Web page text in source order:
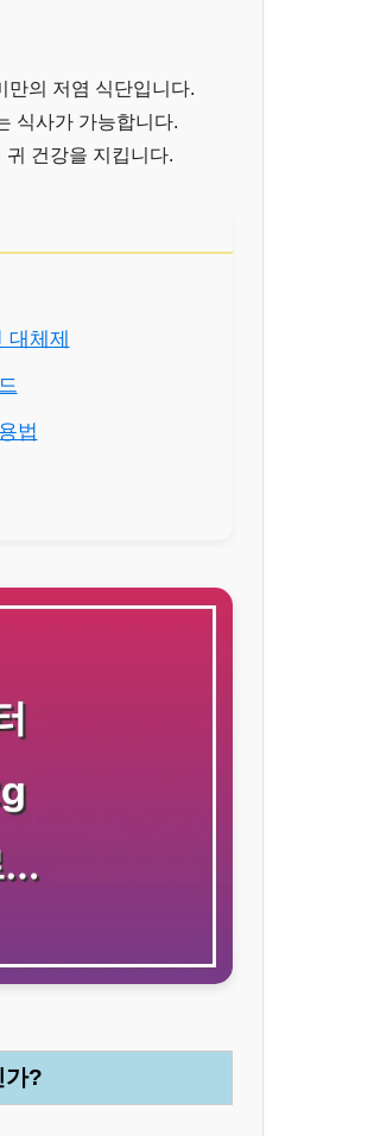
만의 저염 식단입니다.
식사가 가능합니다.
건강을 지킵니다.
대체제
법
가?